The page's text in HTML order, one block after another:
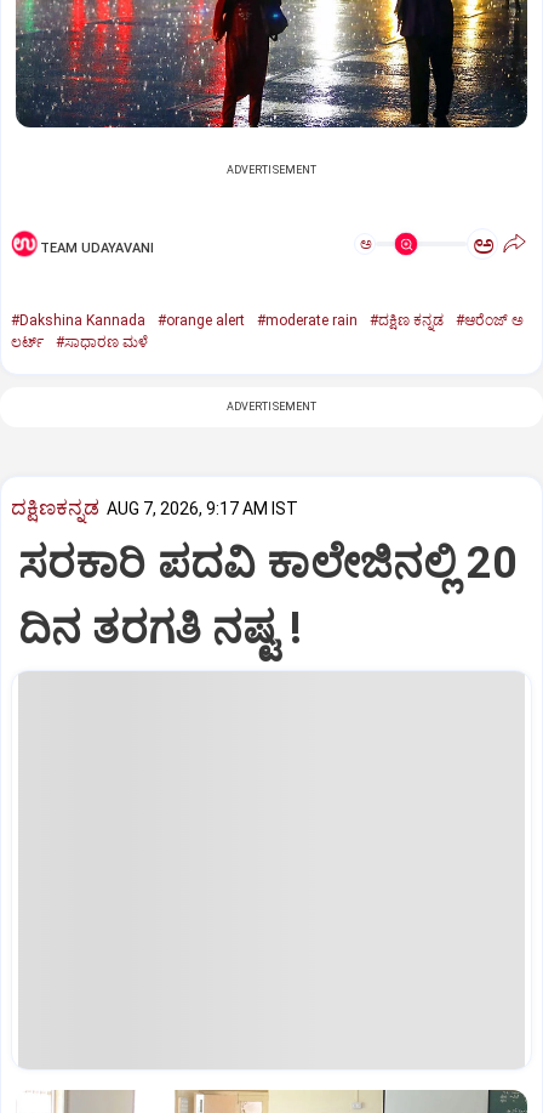
ADVERTISEMENT
TEAM UDAYAVANI ಅ ಅ
#‌Dakshina Kannada #orange alert #moderate rain #ದಕ್ಷಿಣ ಕನ್ನಡ
#ಆರೆಂಜ್‌ ಅ
ಲರ್ಟ್‌
#ಸಾಧಾರಣ ಮಳೆ
ADVERTISEMENT
ದಕ್ಷಿಣಕನ್ನಡ AUG 7, 2026, 9:17 AM IST
ಸರಕಾರಿ ಪದವಿ ಕಾಲೇಜಿನಲ್ಲಿ 20
ದಿನ ತರಗತಿ ನಷ್ಟ !